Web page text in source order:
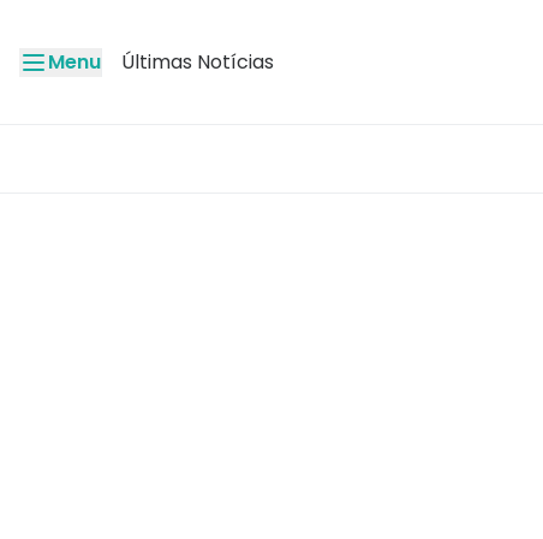
Menu Últimas Notícias